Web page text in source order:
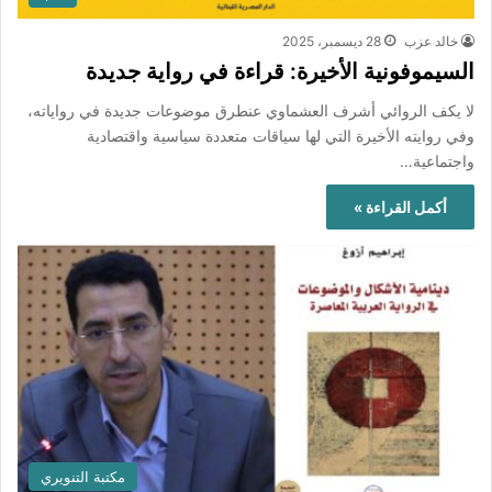
خالد عزب 28 ديسمبر، 2025
السيموفونية الأخيرة: قراءة في رواية جديدة
لا يكف الروائي أشرف العشماوي عنطرق موضوعات جديدة في رواياته،
وفي روايته الأخيرة التي لها سياقات متعددة سياسية واقتصادية
واجتماعية…
أكمل القراءة »
مكتبة التنويري